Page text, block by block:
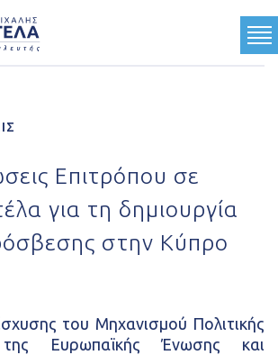
Επιτρόπου σε
για τη δημιουργία
στην Κύπρο
του Μηχανισμού Πολιτικής
Ευρωπαϊκής Ένωσης και